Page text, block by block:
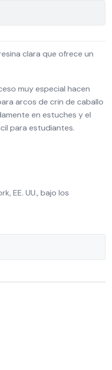
clara que ofrece un
muy especial hacen
arcos de crin de caballo
en estuches y el
para estudiantes.
EE. UU., bajo los